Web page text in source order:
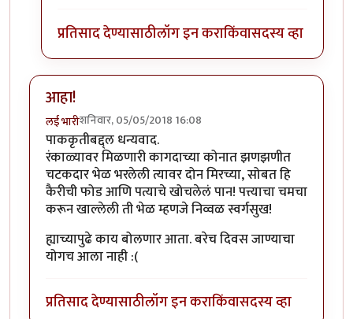
प्रतिसाद देण्यासाठीलॉग इन कराकिंवासदस्य व्हा
आहा!
लई भारीशनिवार, 05/05/2018 16:08
पाककृतीबद्द्ल धन्यवाद.
रंकाळ्यावर मिळणारी कागदाच्या कोनात झणझणीत
चटकदार भेळ भरलेली त्यावर दोन मिरच्या, सोबत हि
कैरीची फोड आणि पत्याचे खोचलेलं पान! पत्त्याचा चमचा
करून खाल्लेली ती भेळ म्हणजे निव्वळ स्वर्गसुख!
ह्याच्यापुढे काय बोलणार आता. बरेच दिवस जाण्याचा
योगच आला नाही :(
प्रतिसाद देण्यासाठीलॉग इन कराकिंवासदस्य व्हा